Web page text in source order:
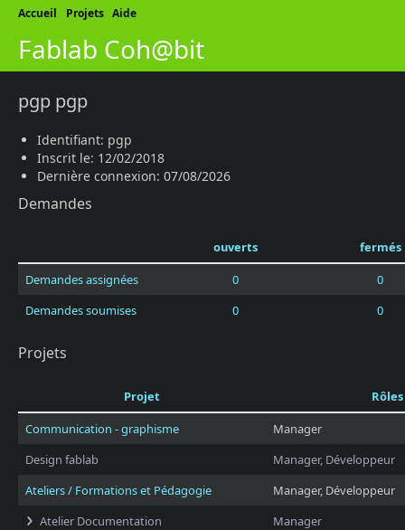
Accueil Projets Aide
Fablab Coh@bit
pgp pgp
Identifiant: pgp
Inscrit le: 12/02/2018
Dernière connexion: 07/08/2026
Demandes
ouverts
fermés
Demandes assignées
0
0
Demandes soumises
0 0
Projets
Projet
Rôles
Communication - graphisme
Manager
Design fablab
Manager, Développeur
Ateliers / Formations et Pédagogie
Manager, Développeur
Atelier Documentation
Manager